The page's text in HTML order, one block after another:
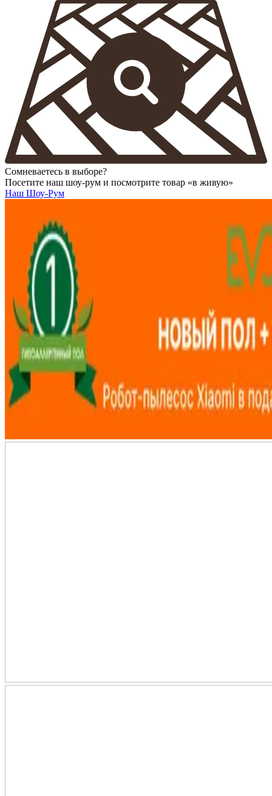
Сомневаетесь в выборе?
Посетите наш шоу-рум и посмотрите товар «в живую»
Наш Шоу-Рум